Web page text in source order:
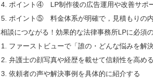
ポイント④ LP制作後の広告運用や改善サポ
ポイント⑤ 料金体系が明確で，見積もりの
相談につながる！効果的な法律事務所LPに必須
ファーストビューで「誰の・どんな悩みを解
弁護士の顔写真や経歴を載せて信頼性を高める
依頼者の声や解決事例を具体的に紹介する